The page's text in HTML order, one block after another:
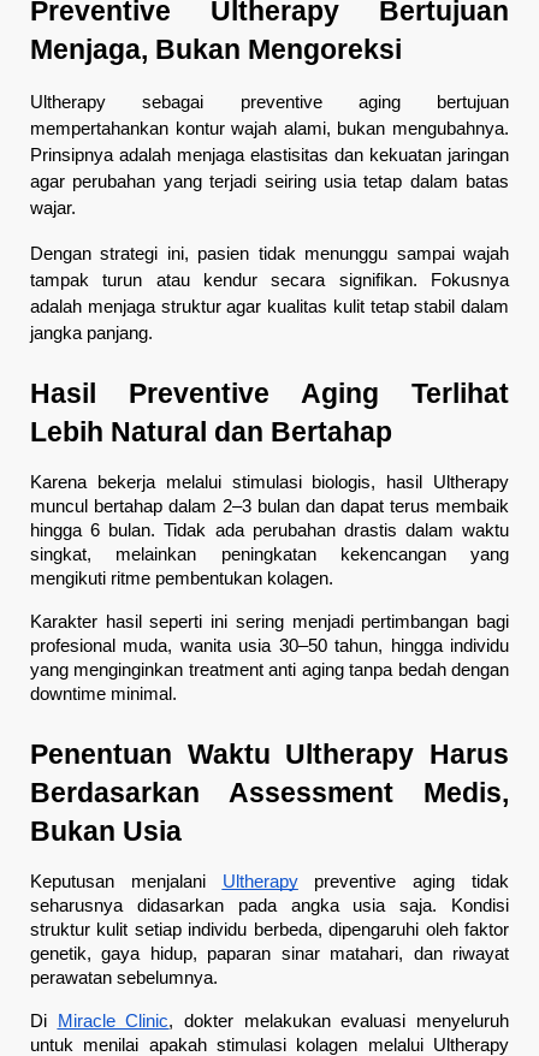
Preventive Ultherapy Bertujuan
Menjaga, Bukan Mengoreksi
Ultherapy sebagai preventive aging bertujuan
mempertahankan kontur wajah alami, bukan mengubahnya.
Prinsipnya adalah menjaga elastisitas dan kekuatan jaringan
agar perubahan yang terjadi seiring usia tetap dalam batas
wajar.
Dengan strategi ini, pasien tidak menunggu sampai wajah
tampak turun atau kendur secara signifikan. Fokusnya
adalah menjaga struktur agar kualitas kulit tetap stabil dalam
jangka panjang.
Hasil Preventive Aging Terlihat
Lebih Natural dan Bertahap
Karena bekerja melalui stimulasi biologis, hasil Ultherapy
muncul bertahap dalam 2–3 bulan dan dapat terus membaik
hingga 6 bulan. Tidak ada perubahan drastis dalam waktu
singkat, melainkan peningkatan kekencangan yang
mengikuti ritme pembentukan kolagen.
Karakter hasil seperti ini sering menjadi pertimbangan bagi
profesional muda, wanita usia 30–50 tahun, hingga individu
yang menginginkan treatment anti aging tanpa bedah dengan
downtime minimal.
Penentuan Waktu Ultherapy Harus
Berdasarkan Assessment Medis,
Bukan Usia
Keputusan menjalani Ultherapy preventive aging tidak
seharusnya didasarkan pada angka usia saja. Kondisi
struktur kulit setiap individu berbeda, dipengaruhi oleh faktor
genetik, gaya hidup, paparan sinar matahari, dan riwayat
perawatan sebelumnya.
Di Miracle Clinic, dokter melakukan evaluasi menyeluruh
untuk menilai apakah stimulasi kolagen melalui Ultherapy